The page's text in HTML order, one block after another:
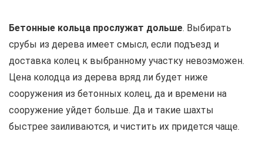
Бетонные кольца прослужат дольше. Выбирать
срубы из дерева имеет смысл, если подъезд и
доставка колец к выбранному участку невозможен.
Цена колодца из дерева вряд ли будет ниже
сооружения из бетонных колец, да и времени на
сооружение уйдет больше. Да и такие шахты
быстрее заиливаются, и чистить их придется чаще.